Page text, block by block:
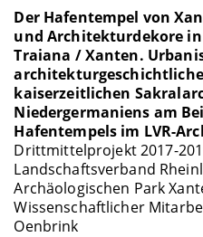
Der Hafentempel von
und Architekturdekore
Traiana / Xanten.
kaiserzeitlichen
Niedergermaniens am
Hafentempels im LVR-
Drittmittelprojekt 2017-
Landschaftsverband
Archäologischen Park
Wissenschaftlicher
Oenbrink